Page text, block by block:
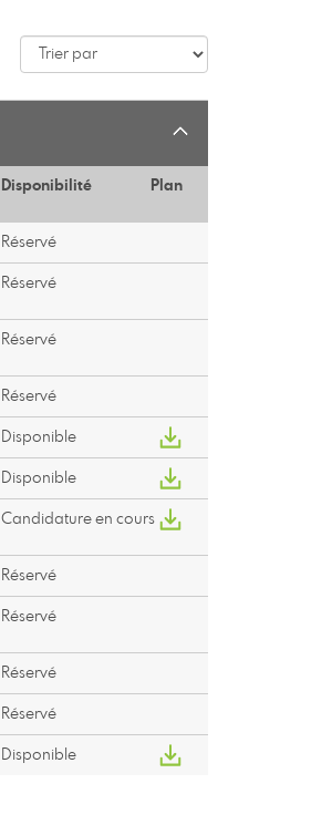
Disponibilité Plan
Réservé
Réservé
Réservé
Réservé
Disponible
Disponible
Candidature en cours
Réservé
Réservé
Réservé
Réservé
Disponible